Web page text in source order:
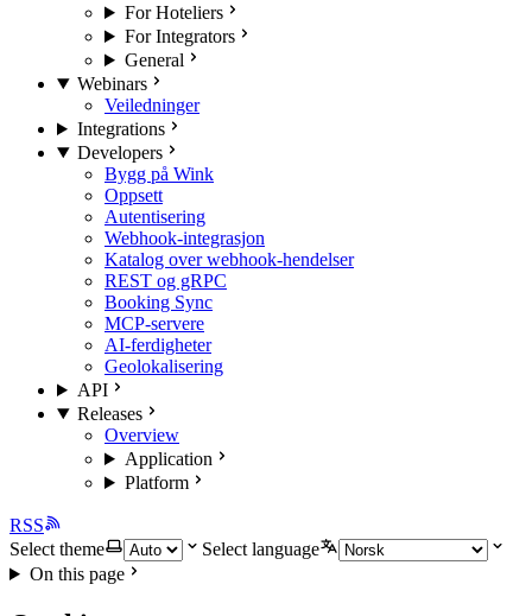
For Hoteliers
For Integrators
General
Webinars
Veiledninger
Integrations
Developers
Bygg på Wink
Oppsett
Autentisering
Webhook-integrasjon
Katalog over webhook-hendelser
REST og gRPC
Booking Sync
MCP-servere
AI-ferdigheter
Geolokalisering
API
Releases
Overview
Application
Platform
RSS
Select theme
Select language
On this page